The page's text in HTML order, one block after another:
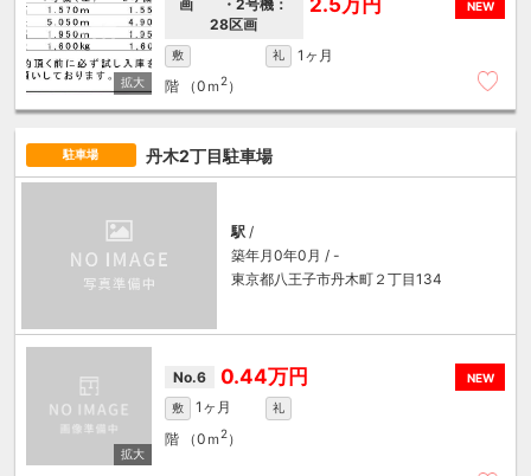
NEW
画 ・2号機：
28区画
2.5万円
敷 礼
1ヶ月
階
（0ｍ 2）
駐車場 丹木2丁目駐車場
駅 /
築年月0年0月 / -
東京都八王子市丹木町２丁目134
NEW
No.6 0.44万円
敷 1ヶ月 礼
階 （0ｍ 2）